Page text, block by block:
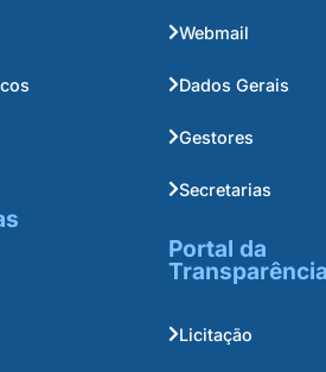
Webmail
Dados Gerais
Gestores
Secretarias
Portal da
Transparência
Licitação